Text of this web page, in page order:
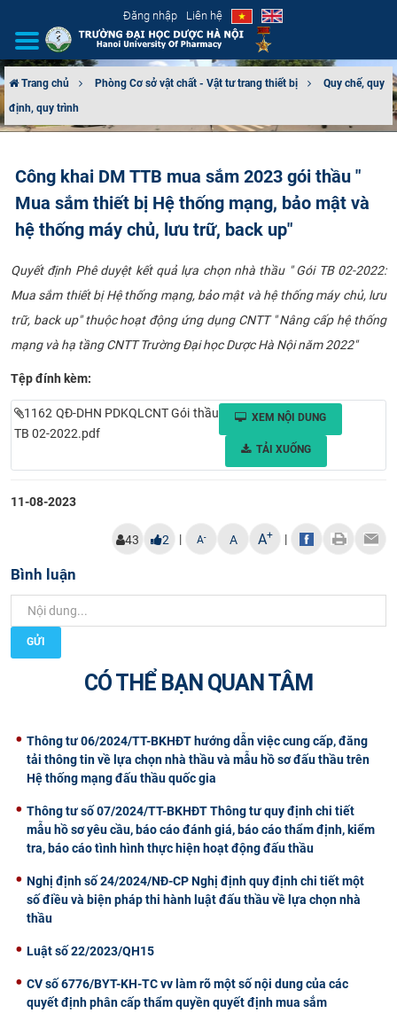
Đăng nhập Liên hệ
GIỚI THIỆU
TUYỂN SINH
ĐẢM BẢO CHẤT LƯỢNG
KHOA HỌC CÔNG NGHỆ
HTQT
CỰU NGƯỜI HỌC
Trang chủ Phòng Cơ sở vật chất - Vật tư trang thiết bị
Quy chế, quy
định, quy trình
Công khai DM TTB mua sắm 2023 gói thầu "
Mua sắm thiết bị Hệ thống mạng, bảo mật và
hệ thống máy chủ, lưu trữ, back up"
Quyết định Phê duyệt kết quả lựa chọn nhà thầu " Gói TB 02-2022:
Mua sắm thiết bị Hệ thống mạng, bảo mật và hệ thống máy chủ, lưu
trữ, back up" thuộc hoạt động ứng dụng CNTT " Nâng cấp hệ thống
mạng và hạ tầng CNTT Trường Đại học Dược Hà Nội năm 2022"
Tệp đính kèm:
1162 QĐ-DHN PDKQLCNT Gói thầu
TB 02-2022.pdf
XEM NỘI DUNG
TẢI XUỐNG
11-08-2023
43 2 | A- A A+ |
Bình luận
GỬI
CÓ THỂ BẠN QUAN TÂM
Thông tư 06/2024/TT-BKHĐT hướng dẫn việc cung cấp, đăng
tải thông tin về lựa chọn nhà thầu và mẫu hồ sơ đấu thầu trên
Hệ thống mạng đấu thầu quốc gia
Thông tư số 07/2024/TT-BKHĐT Thông tư quy định chi tiết
mẫu hồ sơ yêu cầu, báo cáo đánh giá, báo cáo thẩm định, kiểm
tra, báo cáo tình hình thực hiện hoạt động đấu thầu
Nghị định số 24/2024/NĐ-CP Nghị định quy định chi tiết một
số điều và biện pháp thi hành luật đấu thầu về lựa chọn nhà
thầu
Luật số 22/2023/QH15
CV số 6776/BYT-KH-TC vv làm rõ một số nội dung của các
quyết định phân cấp thẩm quyền quyết định mua sắm